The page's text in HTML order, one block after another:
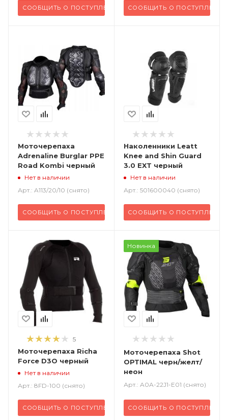
СООБЩИТЬ О ПОСТУПЛЕНИИ СООБЩИТЬ О ПОСТУПЛЕНИИ
Моточерепаха
Adrenaline Burglar PPE
Road Kombi черный
Нет в наличии
Арт.: A113/20/10 (снято)
СООБЩИТЬ О ПОСТУПЛЕНИИ
Наколенники Leatt
Knee and Shin Guard
3.0 EXT черный
Нет в наличии
Арт.: 501600040 (снято)
СООБЩИТЬ О ПОСТУПЛЕНИИ
5
Моточерепаха Richa
Force D3O черный
Нет в наличии
Арт.: 8FD-100 (снято)
СООБЩИТЬ О ПОСТУПЛЕНИИ
Новинка
Моточерепаха Shot
OPTIMAL черн/желт/
неон
Арт.: A0A-22J1-E01 (снято)
СООБЩИТЬ О ПОСТУПЛЕНИИ